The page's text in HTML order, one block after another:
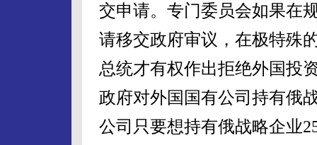
交申请。专门委员会如果在
请移交政府审议，在极特殊
总统才有权作出拒绝外国投
政府对外国国有公司持有俄
公司只要想持有俄战略企业